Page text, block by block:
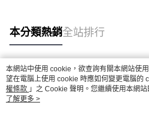
本分類熱銷全站排行
熱門標籤
本網站中使用 cookie，欲查詢有關本網站使
望在電腦上使用 cookie 時應如何變更電腦的
權條款 」之 Cookie 聲明。您繼續使用本網
用條款之 Cookie 聲明使用 cookie。
了解更多 >